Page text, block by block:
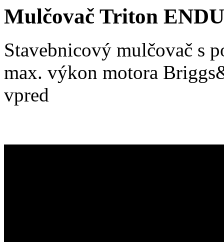
Mulčovač Triton
Stavebnicový mulčovač s
max. výkon motora
vpred